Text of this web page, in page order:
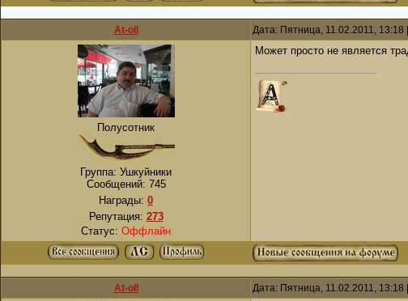
At-oll Дата: Пятница, 11.02.2011,
Полусотник
Группа: Ушкуйники
Сообщений: 745
Награды: 0
Репутация: 273
Статус: Оффлайн
Может просто не является
At-oll Дата: Пятница, 11.02.2011,